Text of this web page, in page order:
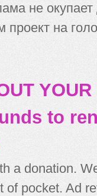
не
на
to
a donation.
of pocket. Ad